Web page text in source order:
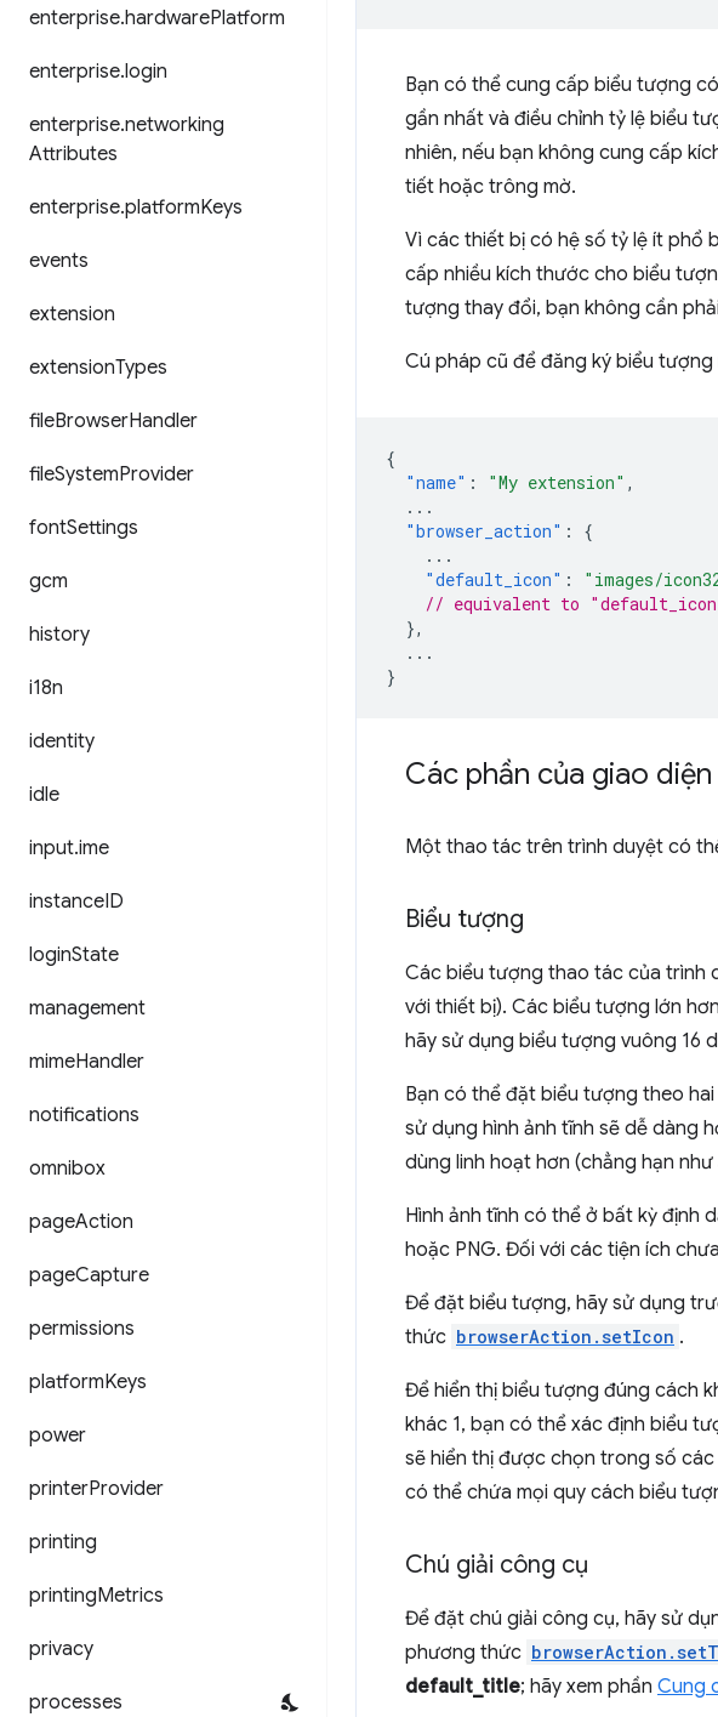
enterprise.hardwarePlatform
enterprise.login
enterprise.networking
Attributes
enterprise.platformKeys
events
extension
extensionTypes
fileBrowserHandler
fileSystemProvider
fontSettings
gcm
history
i18n
identity
idle
input.ime
instanceID
loginState
management
mimeHandler
notifications
omnibox
pageAction
pageCapture
permissions
platformKeys
power
printerProvider
printing
printingMetrics
privacy
processes
Bạn có thể cung cấp biểu tượng
gần nhất và điều chỉnh tỷ lệ biểu
nhiên, nếu bạn không cung cấp
tiết hoặc trông mờ.
Vì các thiết bị có hệ số tỷ lệ ít phổ
cấp nhiều kích thước cho biểu
tượng thay đổi, bạn không cần
Cú pháp cũ để đăng ký biểu
{
"name" : "My extension" ,
...
"browser_action" :
{
...
"default_icon" : "images/
// equivalent to
},
...
}
Các phần của giao
Một thao tác trên trình duyệt có
Biểu tượng
Các biểu tượng thao tác của trình
với thiết bị). Các biểu tượng lớn
hãy sử dụng biểu tượng vuông 16
Bạn có thể đặt biểu tượng theo
sử dụng hình ảnh tĩnh sẽ dễ dàng
dùng linh hoạt hơn (chẳng hạn
Hình ảnh tĩnh có thể ở bất kỳ định
hoặc PNG. Đối với các tiện ích
Để đặt biểu tượng, hãy sử dụng
thức browserAction.setIcon .
Để hiển thị biểu tượng đúng cách
khác 1, bạn có thể xác định biểu
sẽ hiển thị được chọn trong số
có thể chứa mọi quy cách biểu
Chú giải công cụ
Để đặt chú giải công cụ, hãy sử
phương thức
default_title; hãy xem phần Cung